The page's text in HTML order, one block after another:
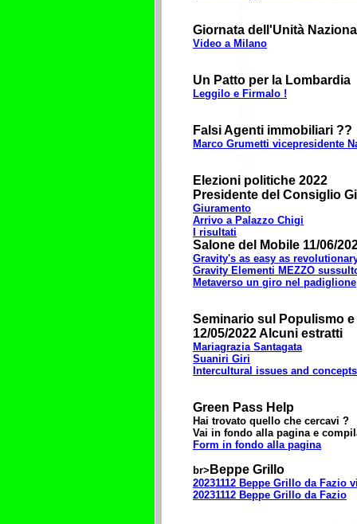
Giornata dell'Unità
Video a Milano
Un Patto per la Lombardia
Leggilo e Firmalo !
Falsi Agenti immobiliari ??
Marco Grumetti vicepresidente
Elezioni politiche 2022
Presidente del Consiglio
Giuramento
Arrivo a Palazzo Chigi
I risultati
Salone del Mobile 11/06/
Gravity's as easy as
Gravity Elementi MEZZO
Metaverso un giro nel padiglione
Seminario sul Populismo
12/05/2022 Alcuni estratti
Mariagrazia Santagata
Suaniri Giri
Intercultural issues and concepts
Green Pass Help
Hai trovato quello che cercavi ?
Vai in fondo alla pagina e
Form in fondo alla pagina
br> Beppe Grillo
20231112 Beppe Grillo da Fazio
20231112 Beppe Grillo da Fazio